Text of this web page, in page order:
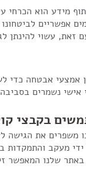
מידע הוא
אפשריים
זאת, עשוי להינתן
אמצעי אבטחה
אישי נשמרים
בקבצי
משפרים את הגישה
מעקב
שלנו המאפשר